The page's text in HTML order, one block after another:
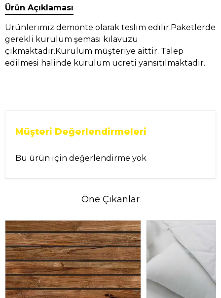
Ürün Açıklaması
Ürünlerimiz demonte olarak teslim edilir.Paketlerde
gerekli kurulum şeması kılavuzu
çıkmaktadır.Kurulum müşteriye aittir. Talep
edilmesi halinde kurulum ücreti yansıtılmaktadır.
Müşteri Değerlendirmeleri
Bu ürün için değerlendirme yok
Öne Çıkanlar